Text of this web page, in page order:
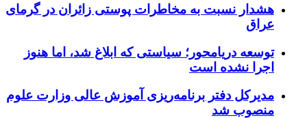
هشدار نسبت به مخاطرات پوستی زائران در گرمای
عراق
توسعه دریامحور؛ سیاستی که ابلاغ شد، اما هنوز
اجرا نشده است
مدیرکل دفتر برنامه‌ریزی آموزش عالی وزارت علوم
منصوب شد